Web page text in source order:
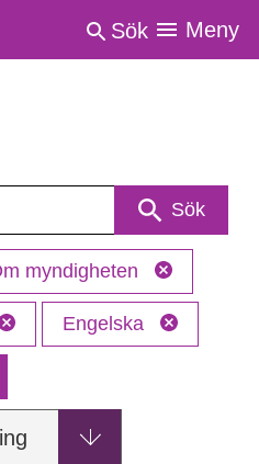
Sök Meny
Sök
myndigheten
Engelska